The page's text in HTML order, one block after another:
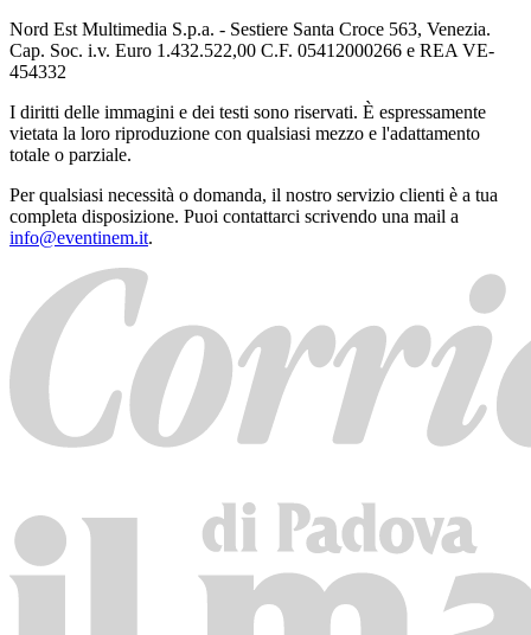
Nord Est Multimedia S.p.a. - Sestiere Santa Croce 563, Venezia.
Cap. Soc. i.v. Euro 1.432.522,00 C.F. 05412000266 e REA VE-
454332
I diritti delle immagini e dei testi sono riservati. È espressamente
vietata la loro riproduzione con qualsiasi mezzo e l'adattamento
totale o parziale.
Per qualsiasi necessità o domanda, il nostro servizio clienti è a tua
completa disposizione. Puoi contattarci scrivendo una mail a
info@eventinem.it.